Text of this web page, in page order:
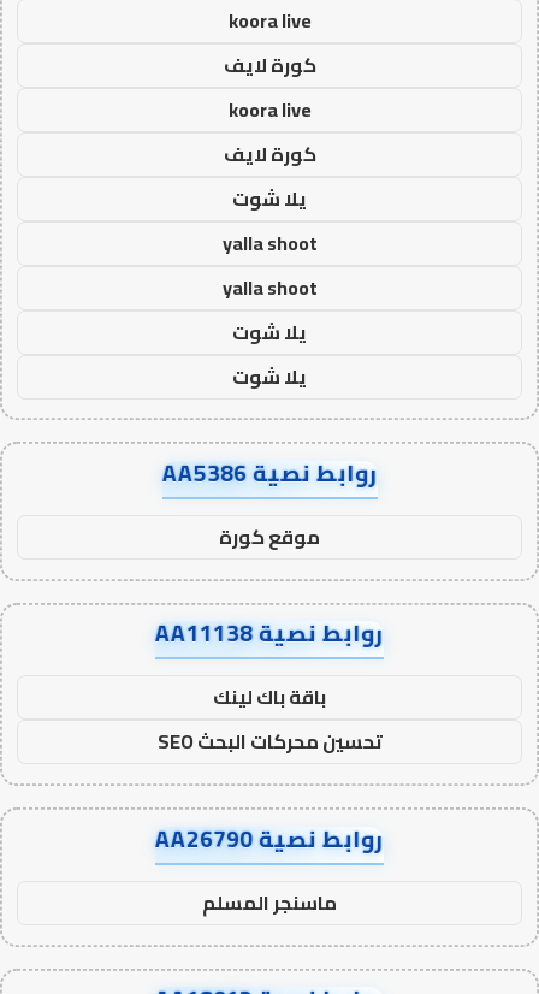
koora live
كورة لايف
koora live
كورة لايف
يلا شوت
yalla shoot
yalla shoot
يلا شوت
يلا شوت
روابط نصية AA5386
موقع كورة
روابط نصية AA11138
باقة باك لينك
تحسين محركات البحث SEO
روابط نصية AA26790
ماسنجر المسلم